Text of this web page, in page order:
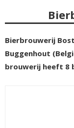
Bierbrouwerij
Buggenhout
brouwerij heeft 8